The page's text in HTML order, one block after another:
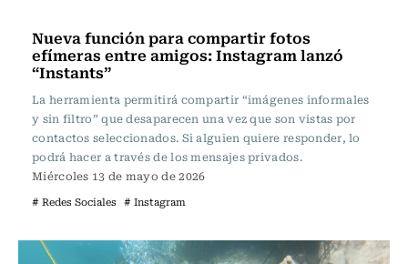
Nueva función para compartir fotos
efímeras entre amigos: Instagram lanzó
“Instants”
La herramienta permitirá compartir “imágenes informales
y sin filtro” que desaparecen una vez que son vistas por
contactos seleccionados. Si alguien quiere responder, lo
podrá hacer a través de los mensajes privados.
Miércoles 13 de mayo de 2026
# Redes Sociales # Instagram